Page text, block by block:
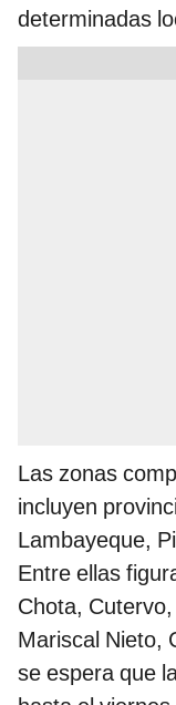
determinadas
Las zonas
incluyen
Lambayeque,
Entre ellas
Chota,
Mariscal Nieto,
se espera que